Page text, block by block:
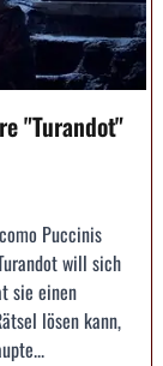
"Turandot"
Puccinis
will sich
sie einen
lösen kann,